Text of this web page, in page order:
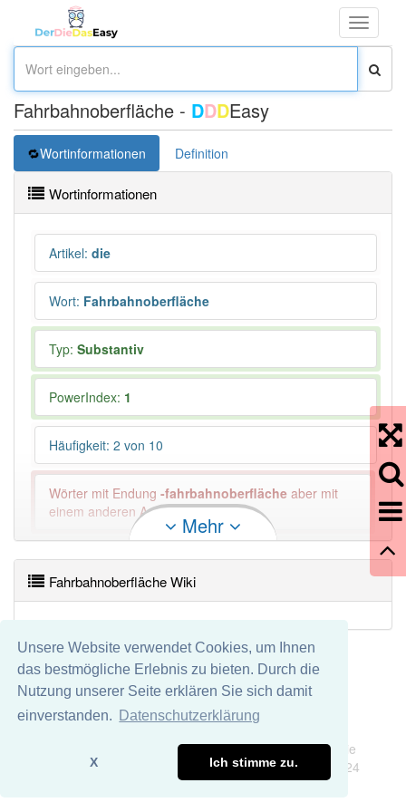
Unsere Website verwendet Cookies, um Ihnen
das bestmögliche Erlebnis zu bieten. Durch die
Nutzung unserer Seite erklären Sie sich damit
einverstanden.
Datenschutzerklärung
X Ich stimme zu.
Toggle
Fahrbahnoberfläche - DDDEasy
Wortinformationen Definition
Wortinformationen
Artikel: die
Wort: Fahrbahnoberfläche
Typ: Substantiv
PowerIndex: 1
Häufigkeit: 2 von 10
Wörter mit Endung -fahrbahnoberfläche aber mit
einem anderen Artikel: -1
81% unserer Spielapp-Nutzer haben den Artikel
korrekt erraten.
Mehr
Fahrbahnoberfläche Wiki
Wir übernehmen keine Garantie und keine Haftung für die
Richtigkeit und Vollständigkeit dieser Seite. DDDEasy 2024